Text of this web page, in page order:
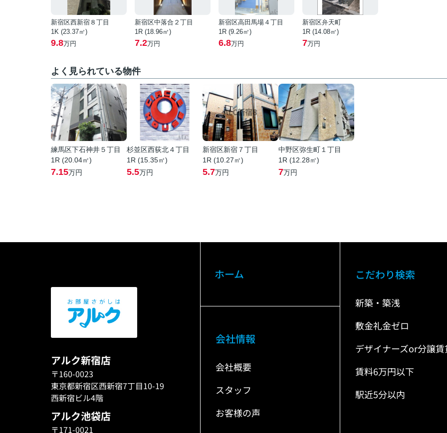
新宿区西新宿８丁目
1K (23.37㎡)
9.8万円
新宿区中落合２丁目
1R (18.96㎡)
7.2万円
新宿区高田馬場４丁目
1R (9.26㎡)
6.8万円
新宿区弁天町
1R (14.08㎡)
7万円
よく見られている物件
練馬区下石神井５丁目
1R (20.04㎡)
7.15万円
杉並区西荻北４丁目
1R (15.35㎡)
5.5万円
新宿区新宿７丁目
1R (10.27㎡)
5.7万円
中野区弥生町１丁目
1R (12.28㎡)
7万円
アルク新宿店
〒160-0023
東京都新宿区西新宿7丁目10-19
西新宿ビル4階
アルク池袋店
〒171-0021
ホーム
会社情報
会社概要
スタッフ
お客様の声
こだわり検索
新築・築浅
敷金礼金ゼロ
デザイナーズor分譲賃
賃料6万円以下
駅近5分以内